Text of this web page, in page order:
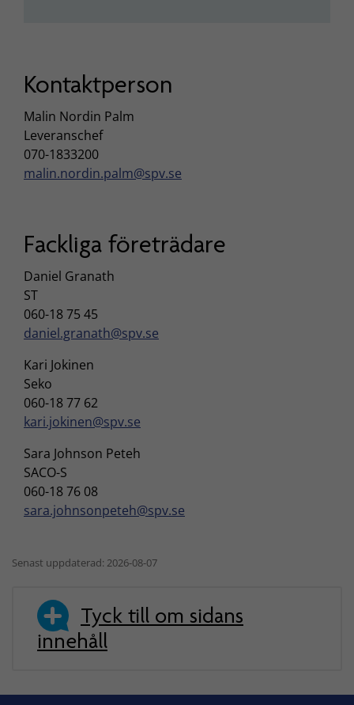
Kontaktperson
Malin Nordin Palm
Leveranschef
070-1833200
malin.nordin.palm@spv.se
Fackliga företrädare
Daniel Granath
ST
060-18 75 45
daniel.granath@spv.se
Kari Jokinen
Seko
060-18 77 62
kari.jokinen@spv.se
Sara Johnson Peteh
SACO-S
060-18 76 08
sara.johnsonpeteh@spv.se
Senast uppdaterad: 2026-08-07
Tyck till om sidans
innehåll